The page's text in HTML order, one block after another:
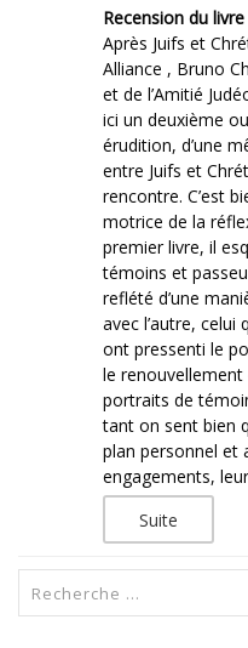
Recension du
Après Juifs et
Alliance , Bruno
et de l’Amitié
ici un deuxième
érudition, d’une
entre Juifs et
rencontre. C’est
motrice de la
premier livre, il
témoins et
reflété d’une
avec l’autre, celui
ont pressenti le
le
portraits de
tant on sent bien
plan personnel et
engagements,
Suite